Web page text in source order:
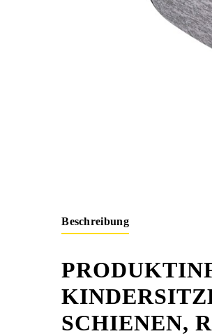
Beschreibung
SCHIENEN,